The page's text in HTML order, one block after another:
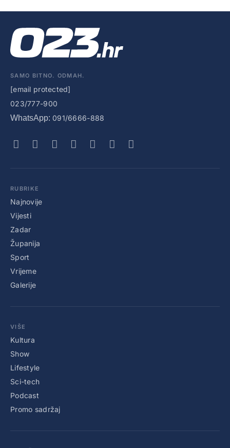
SAMO BITNO. ODMAH.
[email protected]
023/777-900
WhatsApp: 091/6666-888
RUBRIKE
Najnovije
Vijesti
Zadar
Županija
Sport
Vrijeme
Galerije
VIŠE
Kultura
Show
Lifestyle
Sci-tech
Podcast
Promo sadržaj